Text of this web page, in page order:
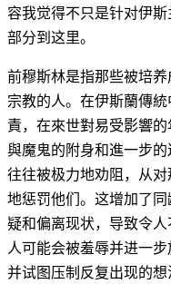
容我觉得不只是针对伊
部分到这里。
前穆斯林是指那些被培
宗教的人。在伊斯蘭傳
責，在來世對易受影響
與魔鬼的附身和進一步
往往被极力地劝阻，从
地惩罚他们。这增加了
疑和偏离现状，导致令
人可能会被羞辱并进一
并试图压制反复出现的想